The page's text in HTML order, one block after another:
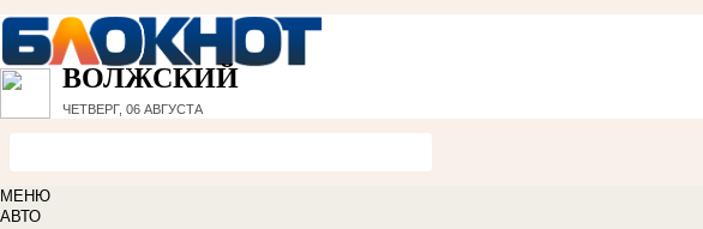
ВОЛЖСКИЙ
ЧЕТВЕРГ, 06 АВГУСТА
МЕНЮ
АВТО